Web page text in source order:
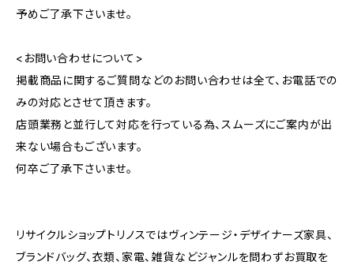
予めご了承下さいませ。
<お問い合わせについて>
掲載商品に関するご質問などのお問い合わせは全て、お電話での
みの対応とさせて頂きます。
店頭業務と並行して対応を行っている為、スムーズにご案内が出
来ない場合もございます。
何卒ご了承下さいませ。
リサイクルショップトリノスではヴィンテージ・デザイナーズ家具、
ブランドバッグ、衣類、家電、雑貨などジャンルを問わずお買取を